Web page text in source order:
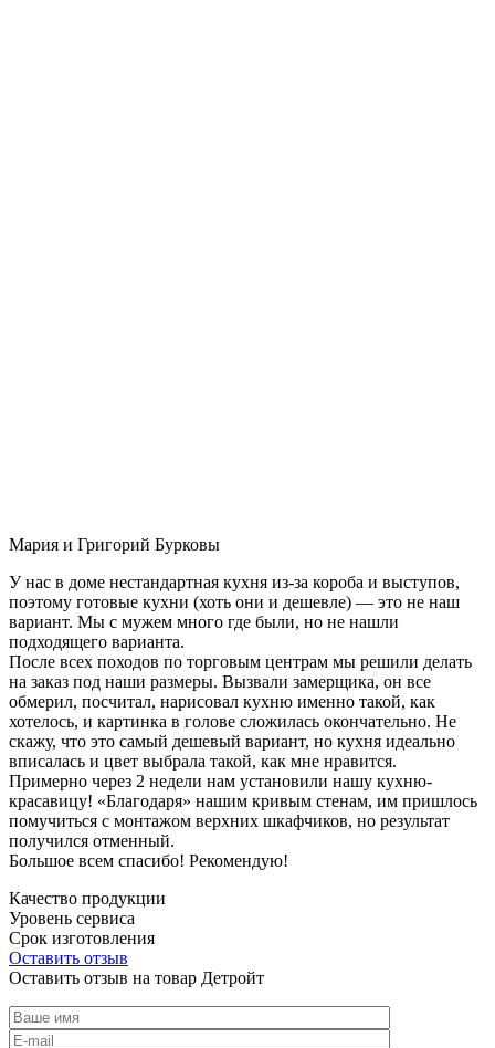
Мария и Григорий Бурковы
У нас в доме нестандартная кухня из-за короба и выступов,
поэтому готовые кухни (хоть они и дешевле) — это не наш
вариант. Мы с мужем много где были, но не нашли
подходящего варианта.
После всех походов по торговым центрам мы решили делать
на заказ под наши размеры. Вызвали замерщика, он все
обмерил, посчитал, нарисовал кухню именно такой, как
хотелось, и картинка в голове сложилась окончательно. Не
скажу, что это самый дешевый вариант, но кухня идеально
вписалась и цвет выбрала такой, как мне нравится.
Примерно через 2 недели нам установили нашу кухню-
красавицу! «Благодаря» нашим кривым стенам, им пришлось
помучиться с монтажом верхних шкафчиков, но результат
получился отменный.
Большое всем спасибо! Рекомендую!
Качество продукции
Уровень сервиса
Срок изготовления
Оставить отзыв
Оставить отзыв на товар Детройт